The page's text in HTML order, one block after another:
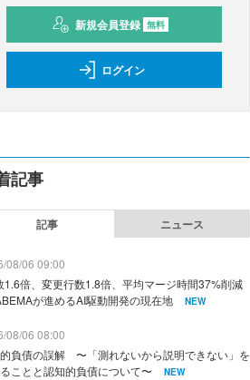
新規会員登録 無料
ログイン
記事
記事 ニュース
08/06 09:00
1.6倍、変更行数1.8倍、平均マージ時間37%削減
が進めるAI駆動開発の現在地
NEW
08/06 08:00
負債の誤解 〜「測れないから説明できない」を
ことと認知的負債について〜
NEW